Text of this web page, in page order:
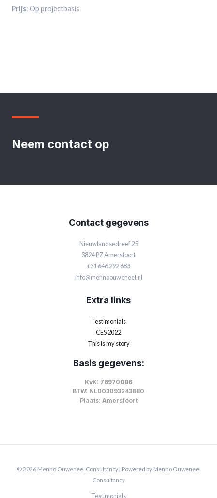
Prijs: Op projectbasis
Neem contact op
Contact gegevens
Nieuwlandsedreef 25
3824 PZ Amersfoort
+31 646 292 683
info@mennoouweneel.nl
Extra links
Testimonials
CES 2022
This is my story
Basis gegevens:
KvK: 76970086
BTW: NL003093243B80
Plaats: Amersfoort
© 2026 Menno Ouweneel Consultancy | Powered by Menno Ouweneel
Consultancy
Testimonials